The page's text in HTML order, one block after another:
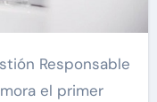
el primer